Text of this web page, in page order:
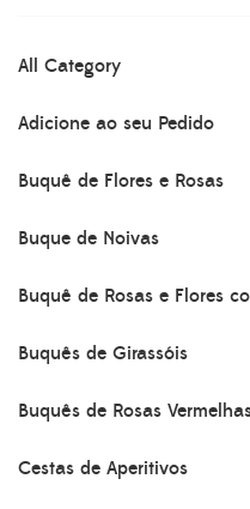
All Category
Adicione ao seu Pedido
Buquê de Flores e Rosas
Buque de Noivas
Buquê de Rosas e Flores
Buquês de Girassóis
Buquês de Rosas
Cestas de Aperitivos